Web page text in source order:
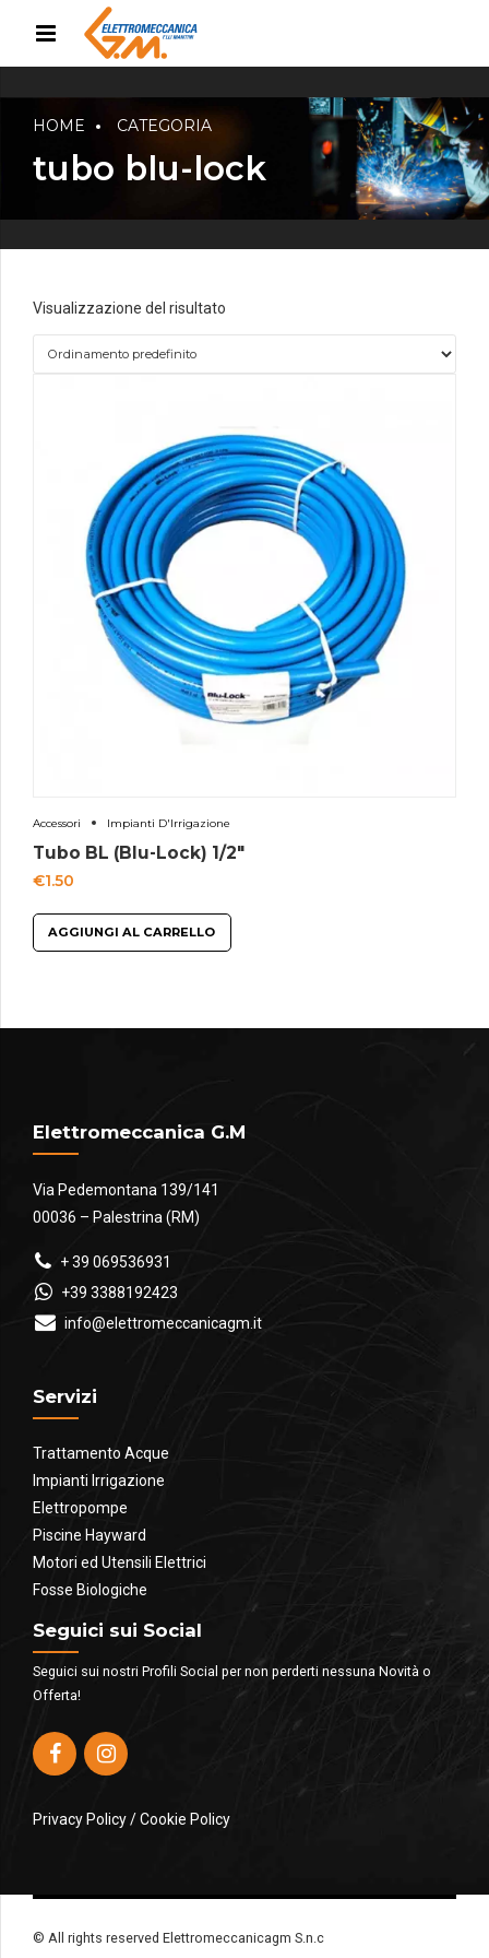
HOME CATEGORIA
tubo blu-lock
Visualizzazione del risultato
Accessori Impianti D'Irrigazione
Tubo BL (Blu-Lock) 1/2″
€1.50
AGGIUNGI AL CARRELLO
Elettromeccanica G.M
Via Pedemontana 139/141
00036 – Palestrina (RM)
+ 39 069536931
+39 3388192423
info@elettromeccanicagm.it
Servizi
Trattamento Acque
Impianti Irrigazione
Elettropompe
Piscine Hayward
Motori ed Utensili Elettrici
Fosse Biologiche
Seguici sui Social
Seguici sui nostri Profili Social per non perderti nessuna Novità o
Offerta!
Privacy Policy/Cookie Policy
© All rights reserved Elettromeccanicagm S.n.c